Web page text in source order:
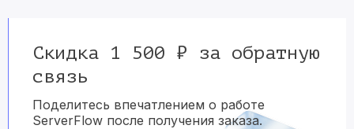
Скидка 1 500 ₽ за обратную
связь
Поделитесь впечатлением о работе
ServerFlow после получения заказа.